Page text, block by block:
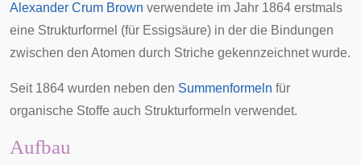
Alexander Crum Brown verwendete im Jahr 1864 erstmals
eine Strukturformel (für Essigsäure) in der die Bindungen
zwischen den Atomen durch Striche gekennzeichnet wurde.
Seit 1864 wurden neben den Summenformeln für
organische Stoffe auch Strukturformeln verwendet.
Aufbau